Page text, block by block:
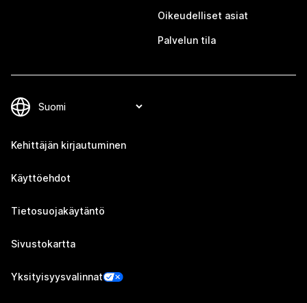
Oikeudelliset asiat
Palvelun tila
Kehittäjän kirjautuminen
Käyttöehdot
Tietosuojakäytäntö
Sivustokartta
Yksityisyysvalinnat